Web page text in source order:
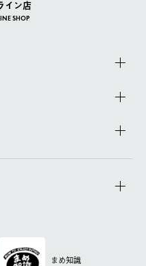
イン店
SHOP
まめ知識